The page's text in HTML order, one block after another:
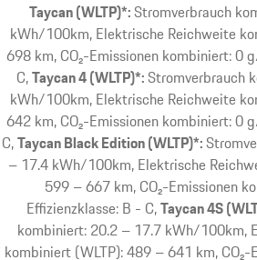
Taycan (WLTP)*:Stromverbrauch
kWh/100km, Elektrische Reichweite
698 km, CO₂-Emissionen kombiniert: 0
C Taycan 4 (WLTP)*:Stromverbrauch
kWh/100km, Elektrische Reichweite
642 km, CO₂-Emissionen kombiniert: 0
C Taycan Black Edition (WLTP)*:
– 17.4 kWh/100km, Elektrische
599 – 667 km, CO₂-Emissionen
Effizienzklasse: B - C Taycan 4S
kombiniert: 20.2 – 17.7 kWh/100km,
kombiniert (WLTP): 489 – 641 km,